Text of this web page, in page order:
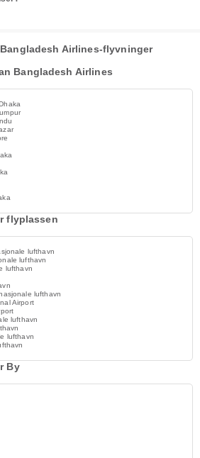
Airlines-flyvninger
Bangladesh Airlines
flyplassen
lufthavn
lufthavn
lufthavn
lufthavn
Airport
lufthavn
lufthavn
By